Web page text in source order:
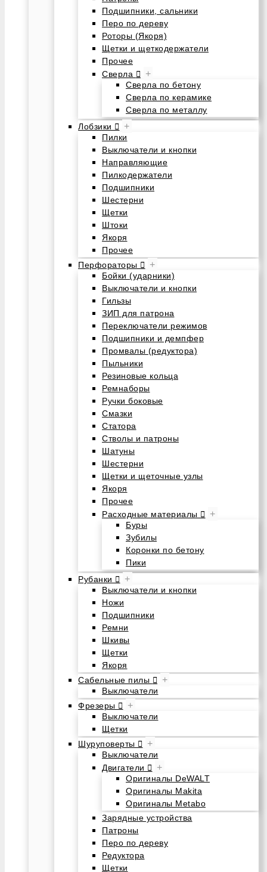
Подшипники, сальники
Перо по дереву
Роторы (Якоря)
Щетки и щеткодержатели
Прочее
Сверла
+
Сверла по бетону
Сверла по керамике
Сверла по металлу
Лобзики
+
Пилки
Выключатели и кнопки
Направляющие
Пилкодержатели
Подшипники
Шестерни
Щетки
Штоки
Якоря
Прочее
Перфораторы
+
Бойки (ударники)
Выключатели и кнопки
Гильзы
ЗИП для патрона
Переключатели режимов
Подшипники и демпфер
Промвалы (редуктора)
Пыльники
Резиновые кольца
Ремнаборы
Ручки боковые
Смазки
Статора
Стволы и патроны
Шатуны
Шестерни
Щетки и щеточные узлы
Якоря
Прочее
Расходные материалы
+
Буры
Зубилы
Коронки по бетону
Пики
Рубанки
+
Выключатели и кнопки
Ножи
Подшипники
Ремни
Шкивы
Щетки
Якоря
Сабельные пилы
+
Выключатели
Фрезеры
+
Выключатели
Щетки
Шуруповерты
+
Выключатели
Двигатели
+
Оригиналы DeWALT
Оригиналы Makita
Оригиналы Metabo
Зарядные устройства
Патроны
Перо по дереву
Редуктора
Щетки